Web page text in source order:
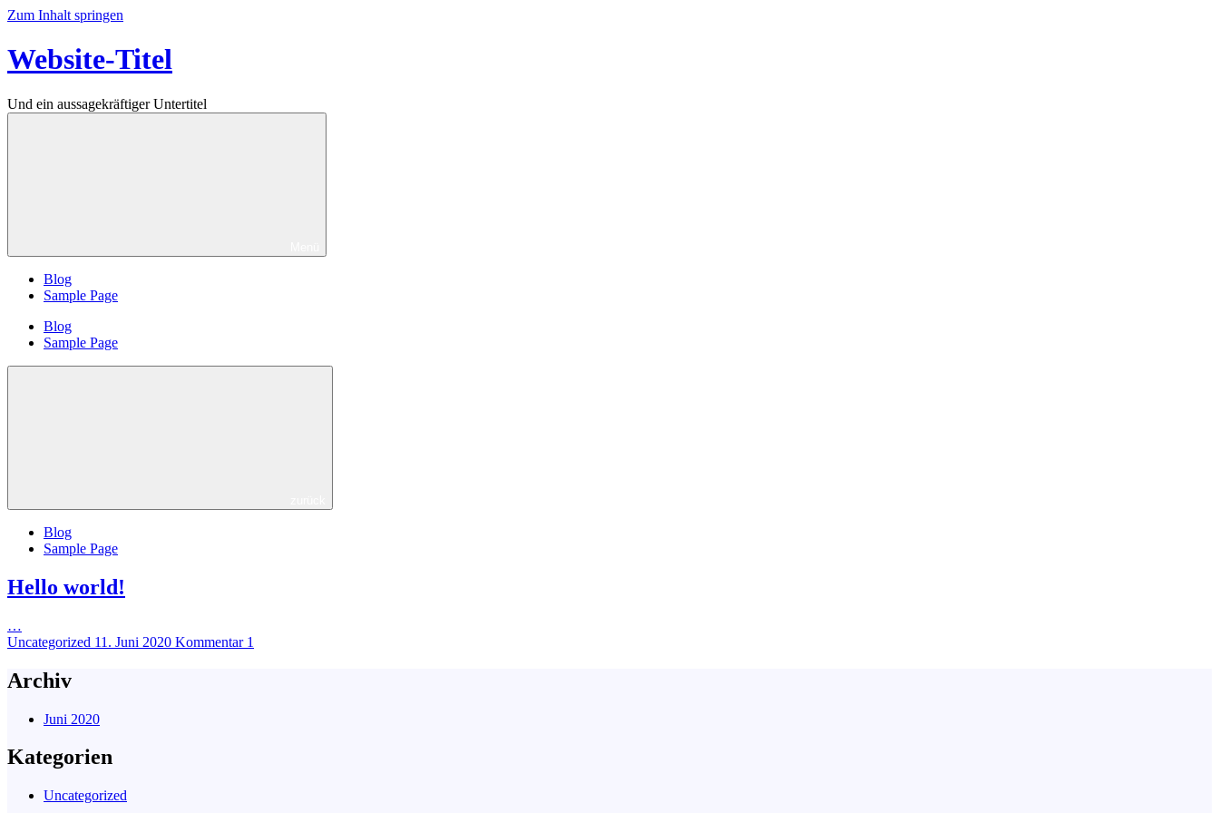
Zum Inhalt springen
Website-Titel
Und ein aussagekräftiger Untertitel
Blog
Sample Page
Blog
Sample Page
Blog
Sample Page
Hello world!
…
Uncategorized 11. Juni 2020 Kommentar 1
Archiv
Juni 2020
Kategorien
Uncategorized